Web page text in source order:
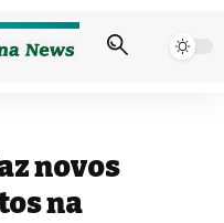
novos
na